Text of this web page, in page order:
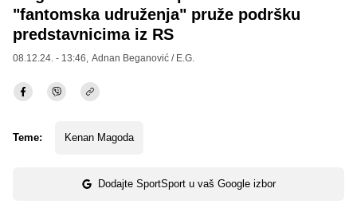
"fantomska udruženja" pruže podršku
predstavnicima iz RS
08.12.24. - 13:46, Adnan Beganović / E.G.
Teme: Kenan Magoda
Dodajte SportSport u vaš Google izbor